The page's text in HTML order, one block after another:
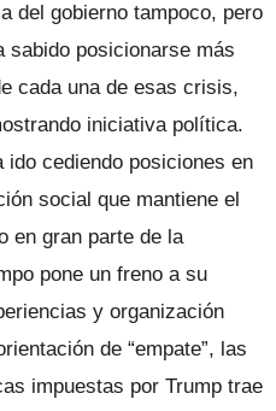
del gobierno tampoco, pero
sabido posicionarse más
cada una de esas crisis,
iniciativa política.
cediendo posiciones en
social que mantiene el
en gran parte de la
pone un freno a su
y organización
de “empate”, las
impuestas por Trump trae